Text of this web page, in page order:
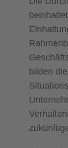
bilden